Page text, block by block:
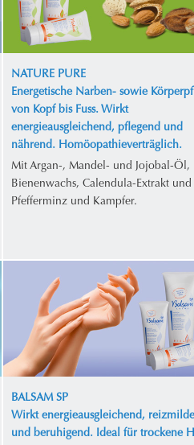
NATURE PURE
Energetische Narben- sowie
von Kopf bis Fuss. Wirkt
energieausgleichend, pflegend und
nährend. Homöopathieverträglich.
Mit Argan-, Mandel- und Jojobal-Öl,
Bienenwachs, Calendula-Extrakt
Pfefferminz und Kampfer.
BALSAM SP
Wirkt energieausgleichend,
und beruhigend. Ideal für trockene